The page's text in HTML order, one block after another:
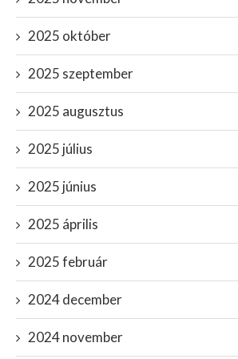
2025 október
2025 szeptember
2025 augusztus
2025 július
2025 június
2025 április
2025 február
2024 december
2024 november